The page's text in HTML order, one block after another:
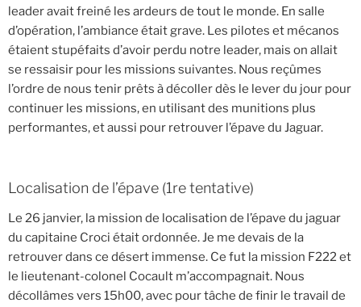
leader avait freiné les ardeurs de tout le monde. En salle
d’opération, l’ambiance était grave. Les pilotes et mécanos
étaient stupéfaits d’avoir perdu notre leader, mais on allait
se ressaisir pour les missions suivantes. Nous reçûmes
l’ordre de nous tenir prêts à décoller dès le lever du jour pour
continuer les missions, en utilisant des munitions plus
performantes, et aussi pour retrouver l’épave du Jaguar.
Localisation de l’épave (1re tentative)
Le 26 janvier, la mission de localisation de l’épave du jaguar
du capitaine Croci était ordonnée. Je me devais de la
retrouver dans ce désert immense. Ce fut la mission F222 et
le lieutenant-colonel Cocault m’accompagnait. Nous
décollâmes vers 15h00, avec pour tâche de finir le travail de